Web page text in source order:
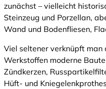
zunächst – vielleicht
Steinzeug und Porzellan,
Wand und Bodenfliesen,
Viel seltener verknüpft
Werkstoffen moderne
Zündkerzen,
Hüft- und